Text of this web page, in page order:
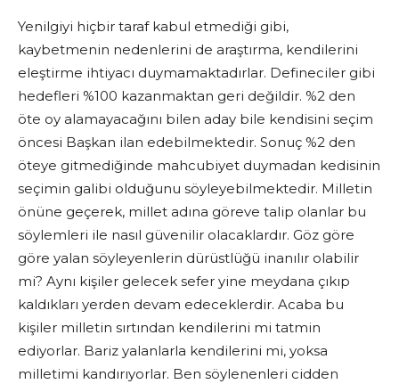
Yenilgiyi hiçbir taraf kabul etmediği gibi,
kaybetmenin nedenlerini de araştırma, kendilerini
eleştirme ihtiyacı duymamaktadırlar. Defineciler gibi
hedefleri %100 kazanmaktan geri değildir. %2 den
öte oy alamayacağını bilen aday bile kendisini seçim
öncesi Başkan ilan edebilmektedir. Sonuç %2 den
öteye gitmediğinde mahcubiyet duymadan kedisinin
seçimin galibi olduğunu söyleyebilmektedir. Milletin
önüne geçerek, millet adına göreve talip olanlar bu
söylemleri ile nasıl güvenilir olacaklardır. Göz göre
göre yalan söyleyenlerin dürüstlüğü inanılır olabilir
mi? Aynı kişiler gelecek sefer yine meydana çıkıp
kaldıkları yerden devam edeceklerdir. Acaba bu
kişiler milletin sırtından kendilerini mi tatmin
ediyorlar. Bariz yalanlarla kendilerini mi, yoksa
milletimi kandırıyorlar. Ben söylenenleri cidden